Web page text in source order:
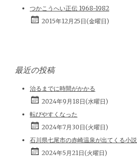
つかこうへい正伝 1968-1982
2015年12月25日(金曜日)
最近の投稿
治るまでに時間がかかる
2024年9月18日(水曜日)
転びやすくなった
2024年7月30日(火曜日)
石川県七尾市の赤崎温泉が出てくる小説
2024年5月21日(火曜日)